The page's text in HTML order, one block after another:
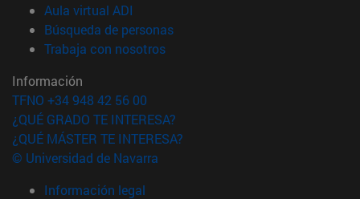
Aula virtual ADI
Búsqueda de personas(abre en nueva ventana)
Trabaja con nosotros(abre en nueva ventana)
Información
TFNO +34 948 42 56 00
¿QUÉ GRADO TE INTERESA?
¿QUÉ MÁSTER TE INTERESA?
© Universidad de Navarra
Información legal